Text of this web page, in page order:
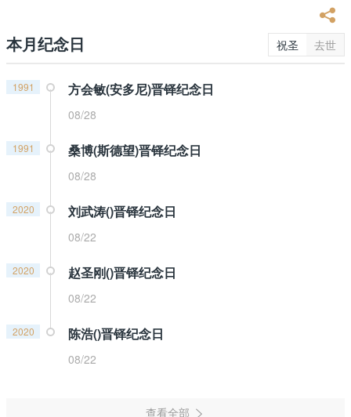
本月纪念日 祝圣 去世
1991 方会敏(安多尼)晋铎纪念日
08/28
1991 桑博(斯德望)晋铎纪念日
08/28
2020 刘武涛()晋铎纪念日
08/22
2020 赵圣刚()晋铎纪念日
08/22
2020 陈浩()晋铎纪念日
08/22